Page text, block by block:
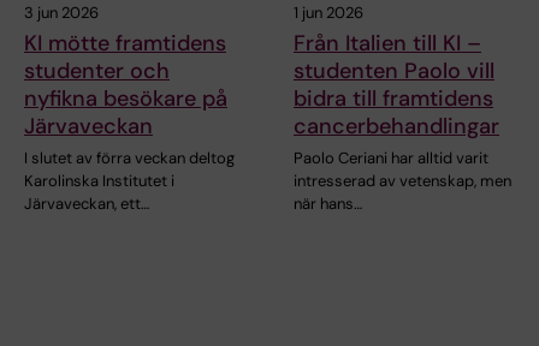
3 jun 2026
KI mötte framtidens
studenter och
nyfikna besökare på
Järvaveckan
I slutet av förra veckan deltog
Karolinska Institutet i
Järvaveckan, ett…
1 jun 2026
Från Italien till KI –
studenten Paolo vill
bidra till framtidens
cancerbehandlingar
Paolo Ceriani har alltid varit
intresserad av vetenskap, men
när hans…